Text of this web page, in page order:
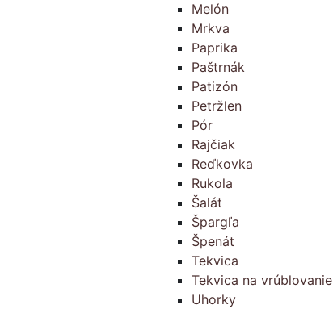
Melón
Mrkva
Paprika
Paštrnák
Patizón
Petržlen
Pór
Rajčiak
Reďkovka
Rukola
Šalát
Špargľa
Špenát
Tekvica
Tekvica na vrúblovanie
Uhorky